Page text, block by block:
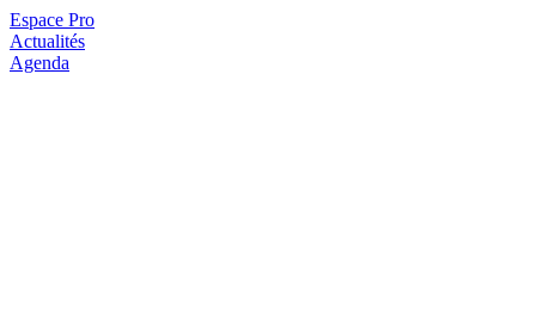
Espace Pro
Actualités
Agenda